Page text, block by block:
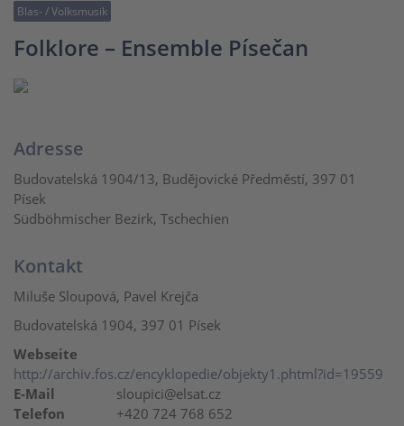
Blas- / Volksmusik
Folklore – Ensemble Písečan
Adresse
Budovatelská 1904/13, Budějovické Předměstí, 397 01
Písek
Südböhmischer Bezirk, Tschechien
Kontakt
Miluše Sloupová, Pavel Krejča
Budovatelská 1904, 397 01 Písek
Webseite
http://archiv.fos.cz/encyklopedie/objekty1.phtml?id=19559
E-Mail
sloupici@elsat.cz
Telefon
+420 724 768 652